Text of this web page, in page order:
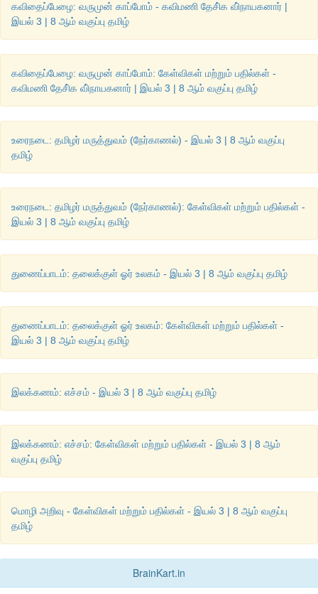
கவிதைப்பேழை: வருமுன் காப்போம் - கவிமணி தேசி்க வி்நாயகனார் |
இயல் 3 | 8 ஆம் வகுப்பு தமிழ்
கவிதைப்பேழை: வருமுன் காப்போம்: கேள்விகள் மற்றும் பதில்கள் -
கவிமணி தேசி்க வி்நாயகனார் | இயல் 3 | 8 ஆம் வகுப்பு தமிழ்
உரைநடை: தமிழர் மருத்துவம் (நேர்காணல்) - இயல் 3 | 8 ஆம் வகுப்பு
தமிழ்
உரைநடை: தமிழர் மருத்துவம் (நேர்காணல்): கேள்விகள் மற்றும் பதில்கள் -
இயல் 3 | 8 ஆம் வகுப்பு தமிழ்
துணைப்பாடம்: தலைக்குள் ஓர் உலகம் - இயல் 3 | 8 ஆம் வகுப்பு தமிழ்
துணைப்பாடம்: தலைக்குள் ஓர் உலகம்: கேள்விகள் மற்றும் பதில்கள் -
இயல் 3 | 8 ஆம் வகுப்பு தமிழ்
இலக்கணம்: எச்சம் - இயல் 3 | 8 ஆம் வகுப்பு தமிழ்
இலக்கணம்: எச்சம்: கேள்விகள் மற்றும் பதில்கள் - இயல் 3 | 8 ஆம்
வகுப்பு தமிழ்
மொழி அறிவு - கேள்விகள் மற்றும் பதில்கள் - இயல் 3 | 8 ஆம் வகுப்பு
தமிழ்
BrainKart.in